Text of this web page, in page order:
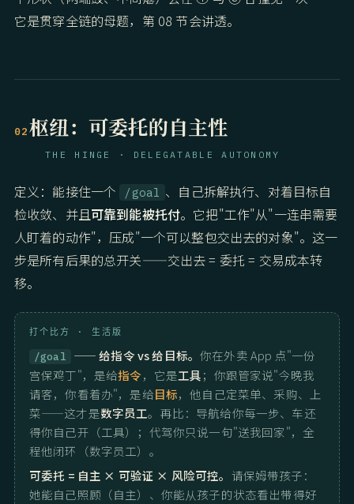
它是贯穿全链的母题，第 08 节会讲透。
02枢纽：可委托的自主性
THE HINGE · DELEGATABLE AUTONOMY
定义：能接住一个 /goal 、自己拆解执行、对着目标自
检收敛、并且可靠到能被托付。它把"工作"从"一连串需要
人盯着的动作"，压成"一个可以整包交出去的对象"。这一
步是所有后果的总开关——交出去 = 委托 = 交易成本转
移。
打个比方 · 生活版
/goal —— 给指令 vs 给目标。你在外卖 App 点"一份
宫保鸡丁"，是给指令，它是工具；你跟管家说"今晚我
请客，你看着办"，是给目标，他自己定菜单、采购、上
菜——这才是数字员工。再比：导航给你每一步、车还
得你自己开（工具）；代驾你只说一句"送我回家"，全
程他闭环（数字员工）。
可委托 = 自主 × 可验证 × 风险可控。 请保姆带孩子：
她能自己照顾（自主）、你能从孩子的状态看出带得好